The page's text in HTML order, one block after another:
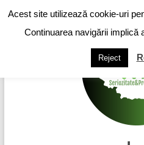
to
content
Acest site utilizează cookie-uri
Continuarea navigării implică
Reject